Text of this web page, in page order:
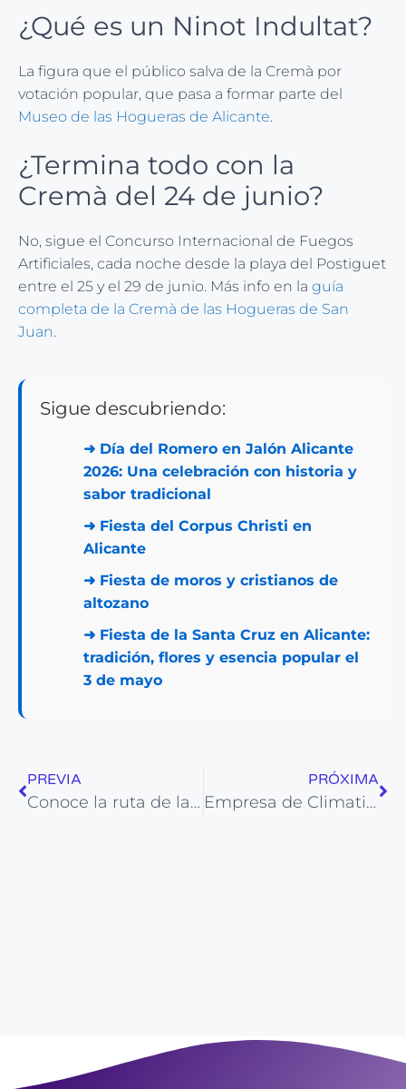
¿Qué es un Ninot Indultat?
La figura que el público salva de la Cremà por
votación popular, que pasa a formar parte del
Museo de las Hogueras de Alicante.
¿Termina todo con la
Cremà del 24 de junio?
No, sigue el Concurso Internacional de Fuegos
Artificiales, cada noche desde la playa del Postiguet
entre el 25 y el 29 de junio. Más info en la guía
completa de la Cremà de las Hogueras de San
Juan.
Sigue descubriendo:
➜ Día del Romero en Jalón Alicante
2026: Una celebración con historia y
sabor tradicional
➜ Fiesta del Corpus Christi en
Alicante
➜ Fiesta de moros y cristianos de
altozano
➜ Fiesta de la Santa Cruz en Alicante:
tradición, flores y esencia popular el
3 de mayo
PREVIA
Conoce la ruta de la playa Patas de Elefante de Alicante
PRÓXIMA
Empresa de Climatización Davofrio protagonizará Mascletá de Fogueres de Alacant Golf